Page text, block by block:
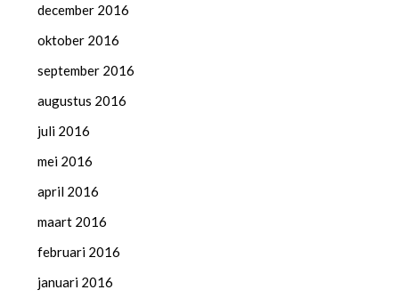
december 2016
oktober 2016
september 2016
augustus 2016
juli 2016
mei 2016
april 2016
maart 2016
februari 2016
januari 2016